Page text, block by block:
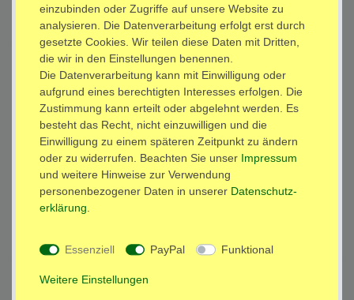
13,80 EUR*
sofort versandfertig
In den Warenkorb
Wunschliste
* inkl. ges. MwSt. zzgl.Versandkosten
Beschreibung
einzubinden oder Zugriffe auf unsere Website zu
analysieren. Die Datenverarbeitung erfolgt erst durch
gesetzte Cookies. Wir teilen diese Daten mit Dritten,
die wir in den Einstellungen benennen.
Die Datenverarbeitung kann mit Einwilligung oder
aufgrund eines berechtigten Interesses erfolgen. Die
Zustimmung kann erteilt oder abgelehnt werden. Es
besteht das Recht, nicht einzuwilligen und die
Einwilligung zu einem späteren Zeitpunkt zu ändern
oder zu widerrufen. Beachten Sie unser Impressum
und weitere Hinweise zur Verwendung
personenbezogener Daten in unserer Daten­schutz­
erklärung.
Essenziell PayPal Funktional
Weitere Einstellungen